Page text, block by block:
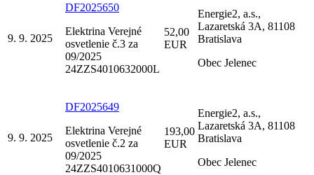
9. 9. 2025
DF2025650
Elektrina Verejné
osvetlenie č.3 za
09/2025
24ZZS4010632000L
52,00
EUR
Energie2, a.s.,
Lazaretská 3A, 81108
Bratislava
Obec Jelenec
9. 9. 2025
DF2025649
Elektrina Verejné
osvetlenie č.2 za
09/2025
24ZZS4010631000Q
193,00
EUR
Energie2, a.s.,
Lazaretská 3A, 81108
Bratislava
Obec Jelenec